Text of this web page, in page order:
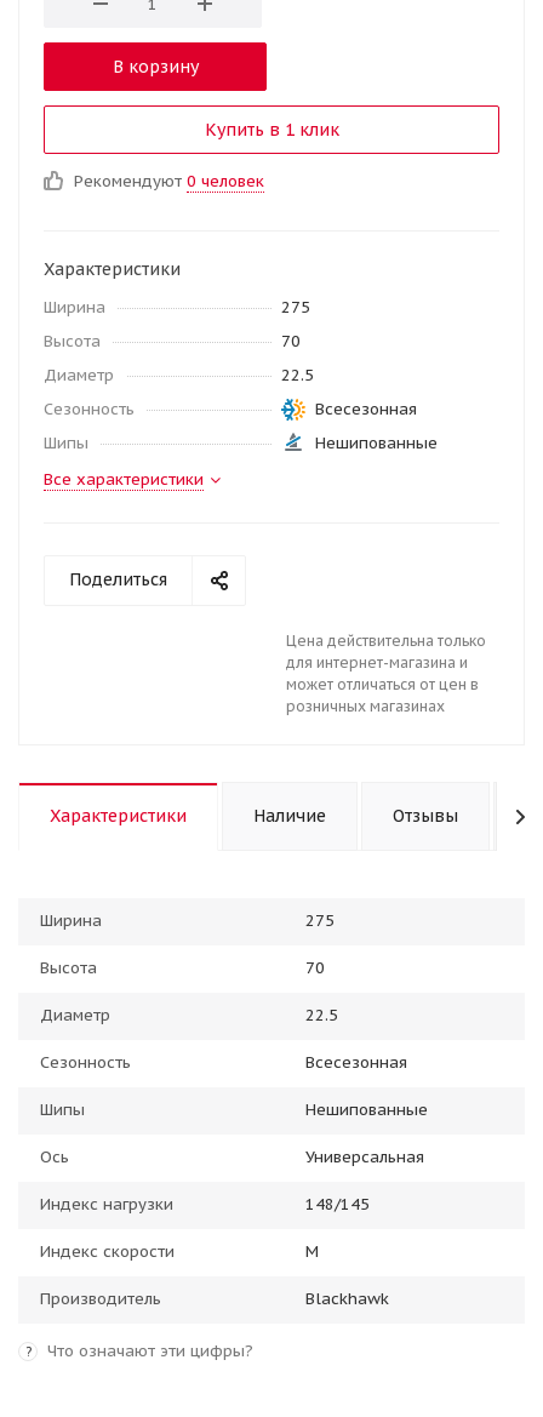
В корзину
Купить в 1 клик
Рекомендуют 0 человек
Характеристики
Ширина
275
Высота
70
Диаметр
22.5
Сезонность
Всесезонная
Шипы
Нешипованные
Все характеристики
Поделиться
Цена действительна только
для интернет-магазина и
может отличаться от цен в
розничных магазинах
Характеристики Наличие Отзывы
Ширина 275
Высота 70
Диаметр 22.5
Сезонность Всесезонная
Шипы Нешипованные
Ось Универсальная
Индекс нагрузки 148/145
Индекс скорости M
Производитель Blackhawk
? Что означают эти цифры?